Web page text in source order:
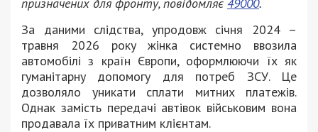
За даними слідства, упродовж січня 2024 –
травня 2026 року жінка системно ввозила
автомобілі з країн Європи, оформлюючи їх як
гуманітарну допомогу для потреб ЗСУ. Це
дозволяло уникати сплати митних платежів.
Однак замість передачі автівок військовим вона
продавала їх приватним клієнтам.